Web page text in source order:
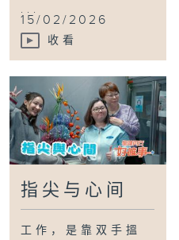
...
15/02/2026
收看
指尖与心间
工作，是靠双手搵